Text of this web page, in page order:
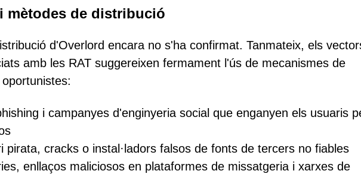
mètodes de distribució
d'Overlord encara no s'ha confirmat. Tanmateix, els
amb les RAT suggereixen fermament l'ús de mecanismes de
i campanyes d'enginyeria social que enganyen els usuaris
pirata, cracks o instal·ladors falsos de fonts de tercers no fiables
enllaços maliciosos en plataformes de missatgeria i xarxes de